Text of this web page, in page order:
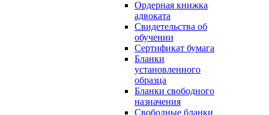
Ордерная книжка
адвоката
Свидетельства об
обучении
Сертификат бумага
Бланки
установленного
образца
Бланки свободного
назначения
Свободные бланки